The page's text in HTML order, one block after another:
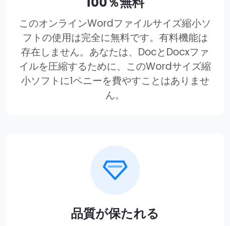
このオンラインWordファイルサイズ縮小ソ
フトの使用は完全に無料です。有料機能は
存在しません。あなたは、DocとDocxファ
イルを圧縮するために、このWordサイズ縮
小ソフトに1ペニーを費やすことはありませ
ん。
品質が保たれる